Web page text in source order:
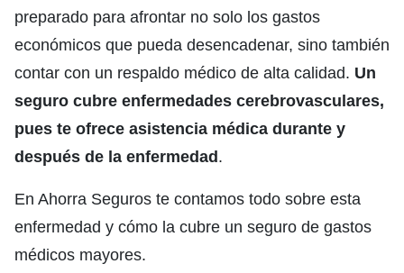
preparado para afrontar no solo los gastos
económicos que pueda desencadenar, sino también
contar con un respaldo médico de alta calidad. Un
seguro cubre enfermedades cerebrovasculares,
pues te ofrece asistencia médica durante y
después de la enfermedad .
En Ahorra Seguros te contamos todo sobre esta
enfermedad y cómo la cubre un seguro de gastos
médicos mayores.